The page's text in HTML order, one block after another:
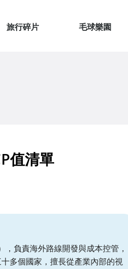
旅行碎片 毛球樂園
值清單
負責海外路線開發與成本控管，
多個國家，擅長從產業內部的視